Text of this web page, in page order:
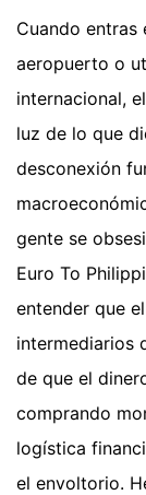
Cuando entras
aeropuerto o
internacional,
luz de lo que
desconexión
gente se
Euro To
entender que
intermediarios
de que el
comprando
logística
el envoltorio.